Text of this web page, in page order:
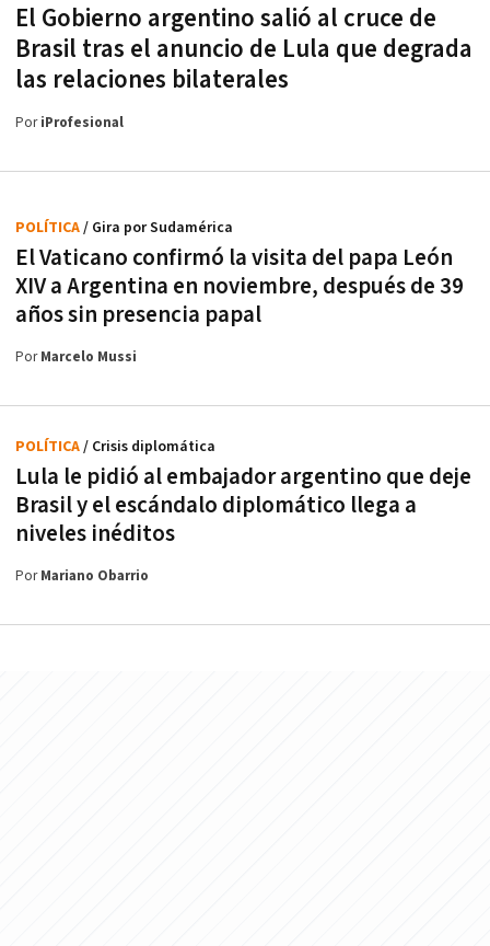
El Gobierno argentino salió al cruce de
Brasil tras el anuncio de Lula que degrada
las relaciones bilaterales
PoriProfesional
El Vaticano confirmó la visita del papa León
XIV a Argentina en noviembre, después de 39
años sin presencia papal
POLÍTICA/ Gira por Sudamérica
PorMarcelo Mussi
Lula le pidió al embajador argentino que deje
Brasil y el escándalo diplomático llega a
niveles inéditos
POLÍTICA/ Crisis diplomática
PorMariano Obarrio